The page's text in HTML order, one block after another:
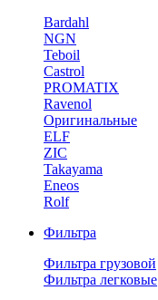
Bardahl
NGN
Teboil
Castrol
PROMATIX
Ravenol
Оригинальные
ELF
ZIC
Takayama
Eneos
Rolf
Фильтра
Фильтра грузовой
Фильтра легковые